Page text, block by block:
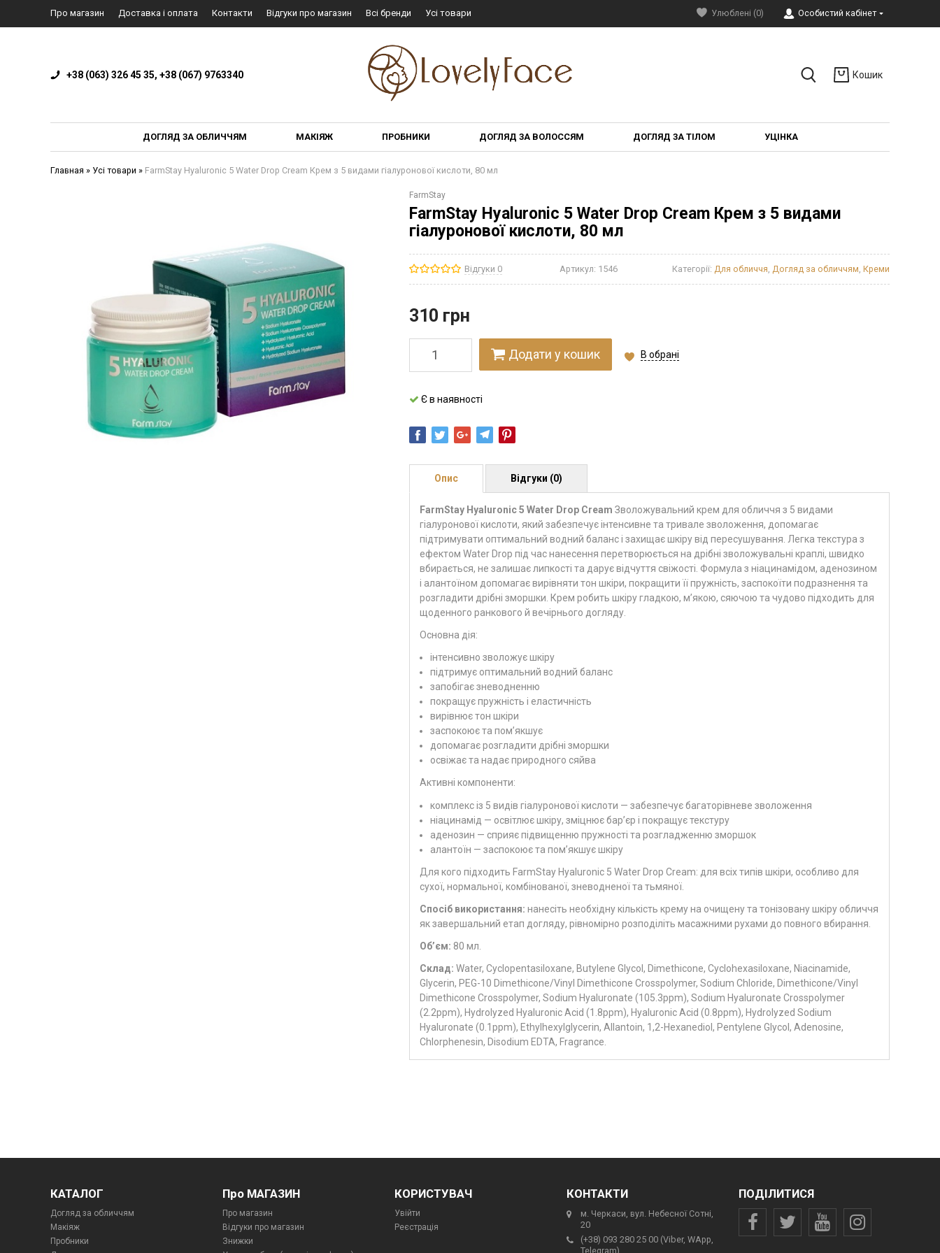
Про магазин Доставка і оплата Контакти Відгуки про магазин Всі бренди Усі товари Улюблені (0) Особистий кабінет
+38 (063) 326 45 35, +38 (067) 9763340 Кошик
ДОГЛЯД ЗА ОБЛИЧЧЯМ МАКІЯЖ ПРОБНИКИ ДОГЛЯД ЗА ВОЛОССЯМ ДОГЛЯД ЗА ТІЛОМ УЦІНКА
Главная » Усі товари » FarmStay Hyaluronic 5 Water Drop Cream Крем з 5 видами гіалуронової кислоти, 80 мл
FarmStay
FarmStay Hyaluronic 5 Water Drop Cream Крем з 5 видами
гіалуронової кислоти, 80 мл
Відгуки 0 Артикул: 1546 Категорії: Для обличчя Догляд за обличчям Креми
310 грн
Додати у кошик В обрані
Є в наявності
Опис
FarmStay Hyaluronic 5 Water Drop Cream Зволожувальний крем для обличчя з 5 видами
гіалуронової кислоти, який забезпечує інтенсивне та тривале зволоження, допомагає
підтримувати оптимальний водний баланс і захищає шкіру від пересушування. Легка текстура з
ефектом Water Drop під час нанесення перетворюється на дрібні зволожувальні краплі, швидко
вбирається, не залишає липкості та дарує відчуття свіжості. Формула з ніацинамідом, аденозином
і алантоїном допомагає вирівняти тон шкіри, покращити її пружність, заспокоїти подразнення та
розгладити дрібні зморшки. Крем робить шкіру гладкою, м’якою, сяючою та чудово підходить для
щоденного ранкового й вечірнього догляду.
Основна дія:
інтенсивно зволожує шкіру
підтримує оптимальний водний баланс
запобігає зневодненню
покращує пружність і еластичність
вирівнює тон шкіри
заспокоює та пом’якшує
допомагає розгладити дрібні зморшки
освіжає та надає природного сяйва
Активні компоненти:
комплекс із 5 видів гіалуронової кислоти — забезпечує багаторівневе зволоження
ніацинамід — освітлює шкіру, зміцнює бар’єр і покращує текстуру
аденозин — сприяє підвищенню пружності та розгладженню зморшок
алантоїн — заспокоює та пом’якшує шкіру
Для кого підходить FarmStay Hyaluronic 5 Water Drop Cream: для всіх типів шкіри, особливо для
сухої, нормальної, комбінованої, зневодненої та тьмяної.
Спосіб використання: нанесіть необхідну кількість крему на очищену та тонізовану шкіру обличчя
як завершальний етап догляду, рівномірно розподіліть масажними рухами до повного вбирання.
Об’єм: 80 мл.
Склад: Water, Cyclopentasiloxane, Butylene Glycol, Dimethicone, Cyclohexasiloxane, Niacinamide,
Glycerin, PEG-10 Dimethicone/Vinyl Dimethicone Crosspolymer, Sodium Chloride, Dimethicone/Vinyl
Dimethicone Crosspolymer, Sodium Hyaluronate (105.3ppm), Sodium Hyaluronate Crosspolymer
(2.2ppm), Hydrolyzed Hyaluronic Acid (1.8ppm), Hyaluronic Acid (0.8ppm), Hydrolyzed Sodium
Hyaluronate (0.1ppm), Ethylhexylglycerin, Allantoin, 1,2-Hexanediol, Pentylene Glycol, Adenosine,
Chlorphenesin, Disodium EDTA, Fragrance.
Відгуки (0)
КАТАЛОГ
Догляд за обличчям
Макіяж
Пробники
Про МАГАЗИН
Про магазин
Відгуки про магазин
Знижки
КОРИСТУВАЧ
Увійти
Реєстрація
КОНТАКТИ
м. Черкаси, вул. Небесної Сотні,
20
(+38) 093 280 25 00 (Viber, WApp,
Telegram),
ПОДІЛИТИСЯ